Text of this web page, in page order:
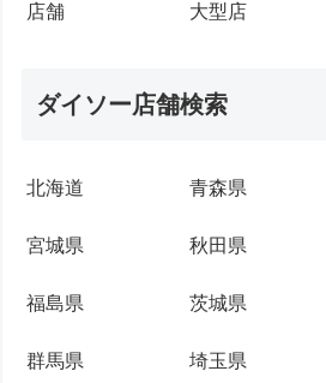
店舗 大型店
ダイソー店舗検索
北海道 青森県
宮城県 秋田県
福島県 茨城県
群馬県 埼玉県